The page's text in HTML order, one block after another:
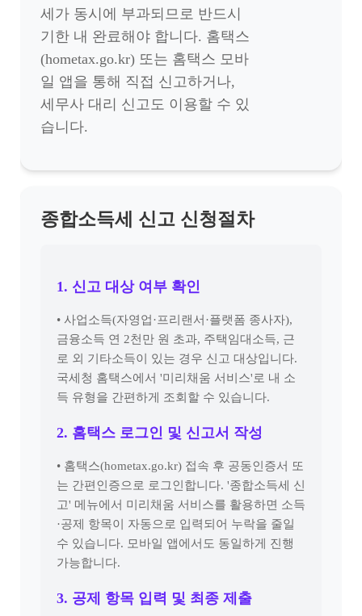
세가 동시에 부과되므로 반드시
기한 내 완료해야 합니다. 홈택스
(hometax.go.kr) 또는 홈택스 모바
일 앱을 통해 직접 신고하거나,
세무사 대리 신고도 이용할 수 있
습니다.
종합소득세 신고 신청절차
1. 신고 대상 여부 확인
• 사업소득(자영업·프리랜서·플랫폼 종사자),
금융소득 연 2천만 원 초과, 주택임대소득, 근
로 외 기타소득이 있는 경우 신고 대상입니다.
국세청 홈택스에서 '미리채움 서비스'로 내 소
득 유형을 간편하게 조회할 수 있습니다.
2. 홈택스 로그인 및 신고서 작성
• 홈택스(hometax.go.kr) 접속 후 공동인증서 또
는 간편인증으로 로그인합니다. '종합소득세 신
고' 메뉴에서 미리채움 서비스를 활용하면 소득
·공제 항목이 자동으로 입력되어 누락을 줄일
수 있습니다. 모바일 앱에서도 동일하게 진행
가능합니다.
3. 공제 항목 입력 및 최종 제출